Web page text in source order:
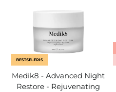
BESTSELERIS
Medik8 - Advanced Night
Restore - Rejuvenating